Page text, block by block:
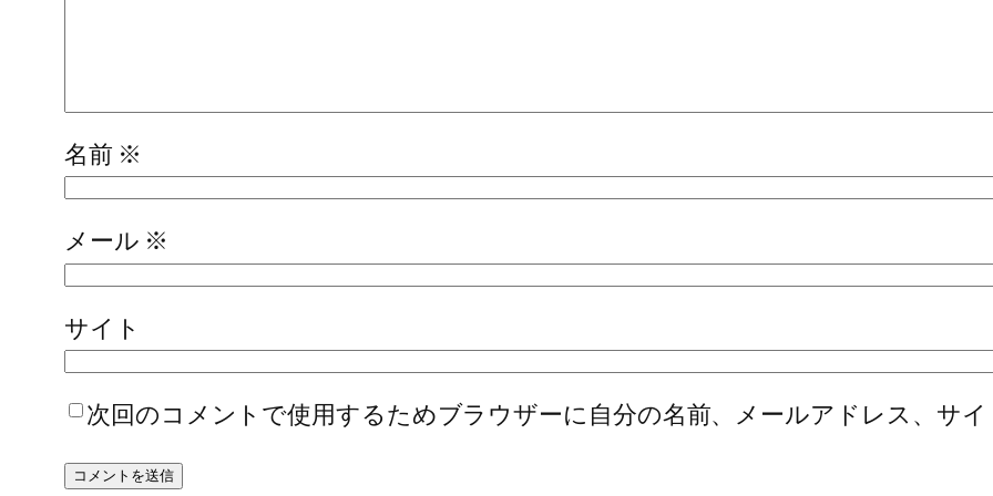
名前 ※
メール ※
サイト
次回のコメントで使用するためブラウザーに自分の名前、メールアドレス、サイ